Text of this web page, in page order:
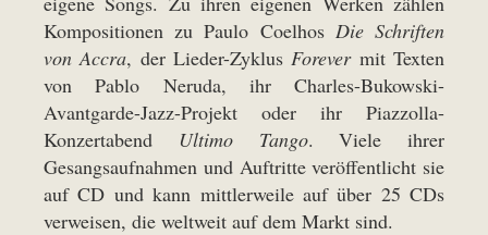
Kompositionen zu Paulo Coelhos Die Schriften
von Accra, der Lieder-ZyklusForevermit Texten
von Pablo Neruda, ihr Charles-Bukowski-
Avantgarde-Jazz-Projekt oder ihr Piazzolla-
Konzertabend Ultimo Tango. Viele ihrer
Gesangsaufnahmen und Auftritte veröffentlicht sie
auf CD und kann mittlerweile auf über 25 CDs
verweisen, die weltweit auf dem Markt sind.